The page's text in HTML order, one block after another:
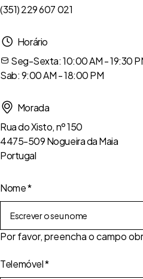
(351) 229 607 021
Horário
Seg-Sexta: 10:00 AM - 19:30
Sab: 9:00 AM - 18:00 PM
Morada
Rua do Xisto, nº 150
4475-509 Nogueira da Maia
Portugal
Nome*
Por favor, preencha o campo
Telemóvel*